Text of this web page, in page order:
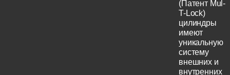
(Патент Mul-
T-Lock)
цилиндры
имеют
уникальную
систему
внешних и
внутренних